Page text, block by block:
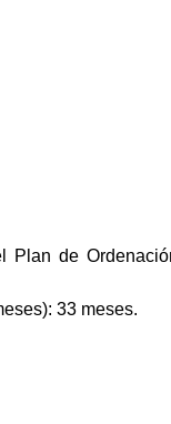
Plan de
33 meses.